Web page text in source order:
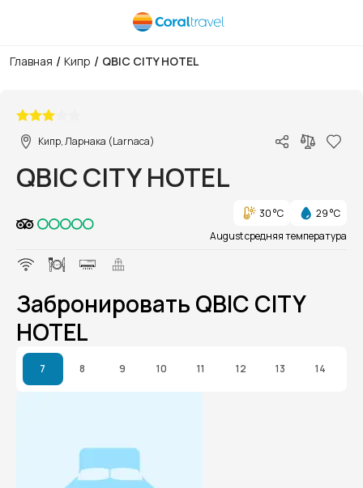
Главная / Кипр / QBIC CITY HOTEL
Кипр, Ларнака (Larnaca)
QBIC CITY HOTEL
30 °C
29 °C
August средняя температура
Забронировать QBIC CITY
HOTEL
7 8 9 10 11 12 13 14